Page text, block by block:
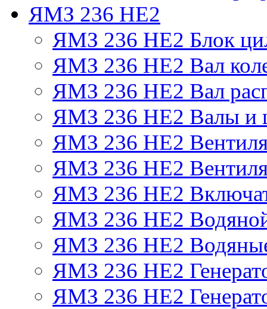
ЯМЗ 236 НЕ2
ЯМЗ 236 НЕ2 Блок
ЯМЗ 236 НЕ2 Вал
ЯМЗ 236 НЕ2 Вал
ЯМЗ 236 НЕ2 Валы и
ЯМЗ 236 НЕ2
ЯМЗ 236 НЕ2
ЯМЗ 236 НЕ2
ЯМЗ 236 НЕ2
ЯМЗ 236 НЕ2
ЯМЗ 236 НЕ2
ЯМЗ 236 НЕ2